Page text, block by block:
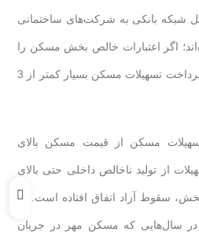
شبکه بانکی به شرکت‌های ساختمانی
اگر اعتبارات خالص بخش مسکن را
از آن جدا کنیم، میزان واقعی پرداخت تسهیلات مسکن بسیار کمتر از 3
مسکن از قیمت مسکن بالای
از تولید ناخالص داخلی حتی بالای
بخش، سقوط آزاد اتفاق افتاده است. در
در سال‌هایی که مسکن مهر در جریان